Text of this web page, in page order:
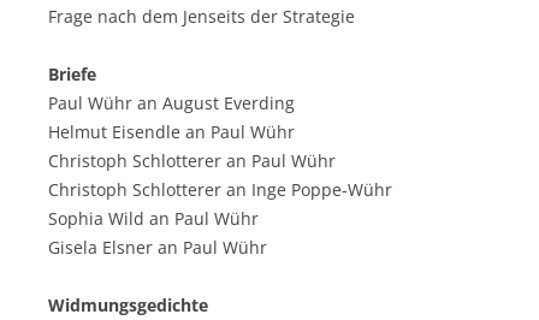
Frage nach dem Jenseits der Strategie
Briefe
Paul Wühr an August Everding
Helmut Eisendle an Paul Wühr
Christoph Schlotterer an Paul Wühr
Christoph Schlotterer an Inge Poppe-Wühr
Sophia Wild an Paul Wühr
Gisela Elsner an Paul Wühr
Widmungsgedichte